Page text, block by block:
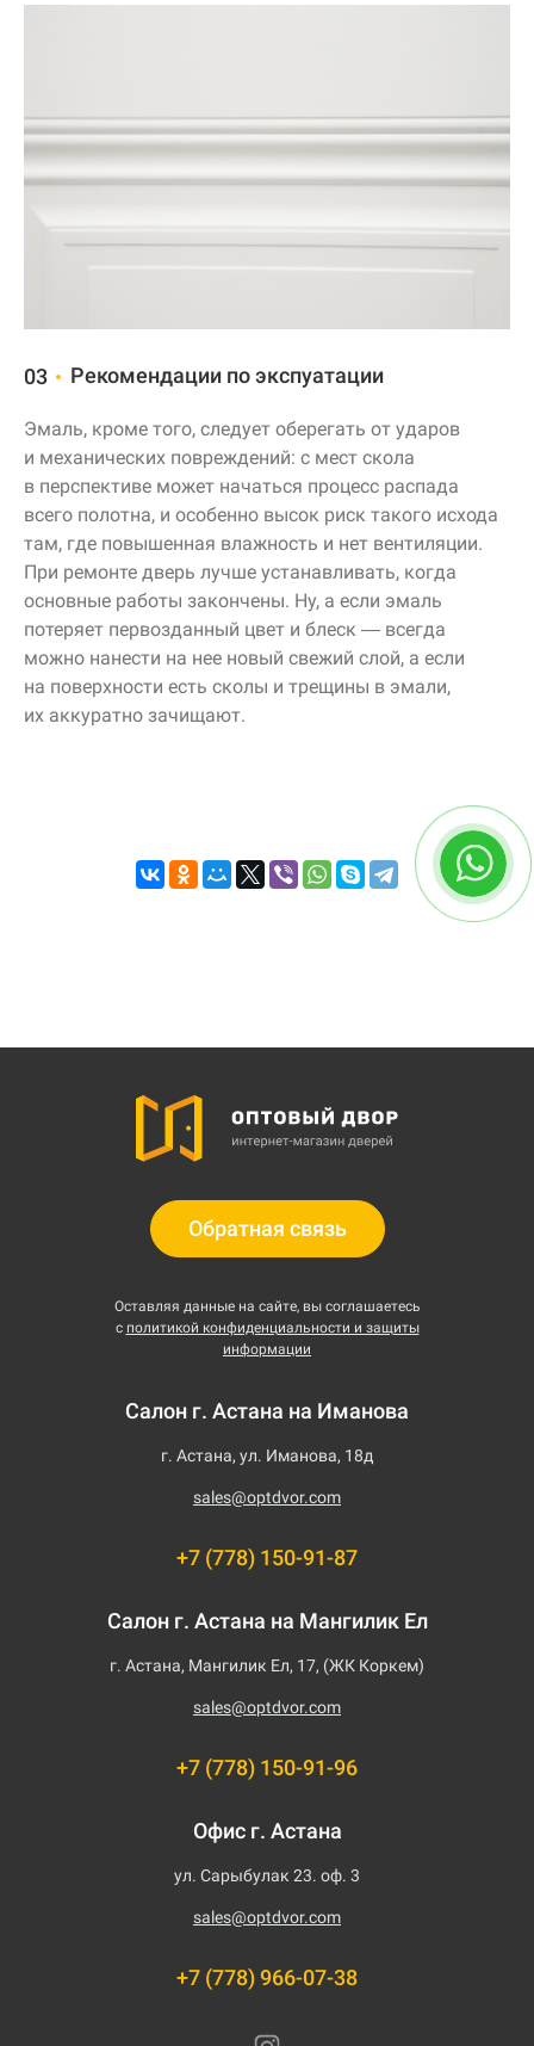
03 Рекомендации по экспуатации
Эмаль, кроме того, следует оберегать от ударов
и механических повреждений: с мест скола
в перспективе может начаться процесс распада
всего полотна, и особенно высок риск такого исхода
там, где повышенная влажность и нет вентиляции.
При ремонте дверь лучше устанавливать, когда
основные работы закончены. Ну, а если эмаль
потеряет первозданный цвет и блеск — всегда
можно нанести на нее новый свежий слой, а если
на поверхности есть сколы и трещины в эмали,
их аккуратно зачищают.
Обратная связь
Оставляя данные на сайте, вы соглашаетесь
с политикой конфиденциальности и защиты
информации
Салон г. Астана на Иманова
г. Астана, ул. Иманова, 18д
sales@optdvor.com
+7 (778) 150-91-87
Салон г. Астана на Мангилик Ел
г. Астана, Мангилик Ел, 17, (ЖК Коркем)
sales@optdvor.com
+7 (778) 150-91-96
Офис г. Астана
ул. Сарыбулак 23. оф. 3
sales@optdvor.com
+7 (778) 966-07-38